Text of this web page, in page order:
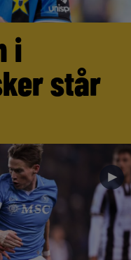
i
står
►